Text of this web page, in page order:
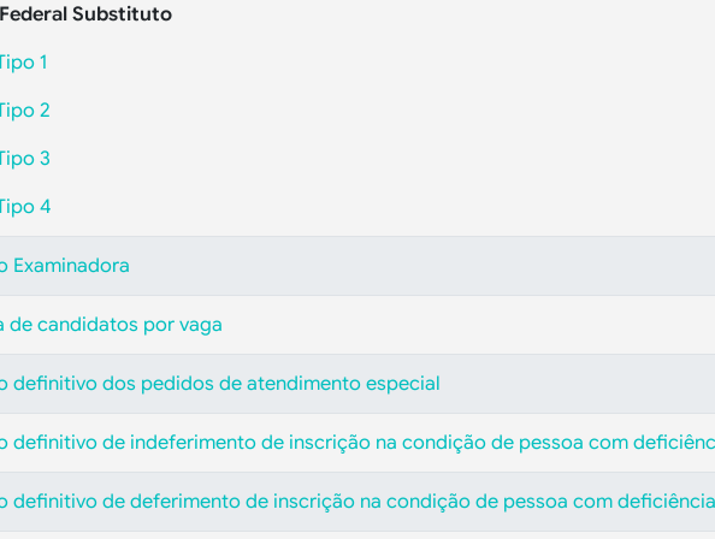
Substituto
1
2
3
4
Examinadora
de candidatos por vaga
definitivo dos pedidos de atendimento especial
definitivo de indeferimento de inscrição na condição de pessoa com
definitivo de deferimento de inscrição na condição de pessoa com deficiência